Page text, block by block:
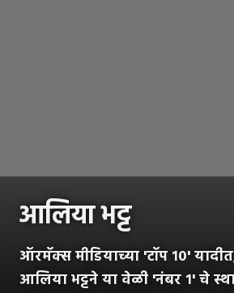
आलिया भट्ट
ऑरमॅक्स मीडियाच्या 'टॉप १०'
आलिया भट्टने या वेळी 'नंबर १' चे